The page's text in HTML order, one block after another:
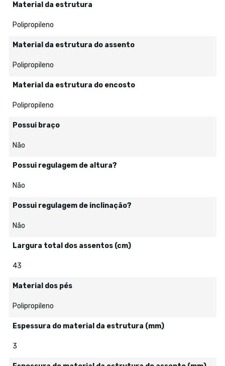
Material da estrutura
Polipropileno
Material da estrutura do assento
Polipropileno
Material da estrutura do encosto
Polipropileno
Possui braço
Não
Possui regulagem de altura?
Não
Possui regulagem de inclinação?
Não
Largura total dos assentos (cm)
43
Material dos pés
Polipropileno
Espessura do material da estrutura (mm)
3